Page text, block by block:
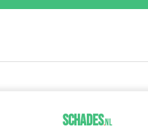
SCHADES.NL